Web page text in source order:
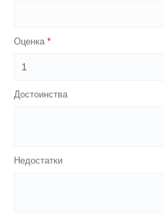
Оценка
Достоинства
Недостатки